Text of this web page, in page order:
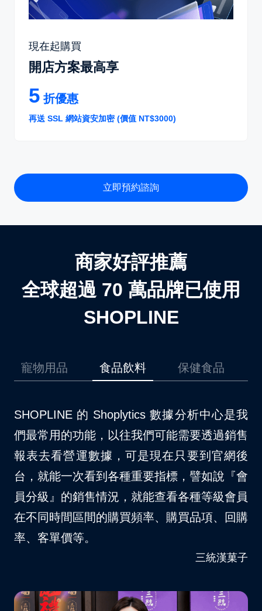
現在起購買
開店方案最高享
5 折優惠
再送 SSL 網站資安加密 (價值 NT$3000)
立即預約諮詢
商家好評推薦
全球超過 70 萬品牌已使用
SHOPLINE
食品飲料 保健食品 美妝保養
我們原先是採用其他的第三方金流，在使用上
時常碰到一些問題，後來因為開通了
SHOPLINE Payments 以後，對於消費者結
帳等方面確實更順暢許多。自從我們品牌導入
SHOPLINE Payments 以後，大約節省了 10
– 15% 的人力資源消耗。